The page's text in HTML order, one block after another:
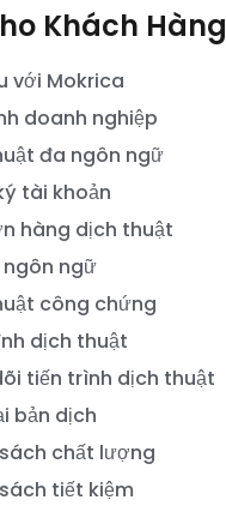
Khách Hàng
với Mokrica
doanh nghiệp
đa ngôn ngữ
tài khoản
hàng dịch thuật
ngôn ngữ
công chứng
dịch thuật
tiến trình dịch thuật
bản dịch
chất lượng
tiết kiệm